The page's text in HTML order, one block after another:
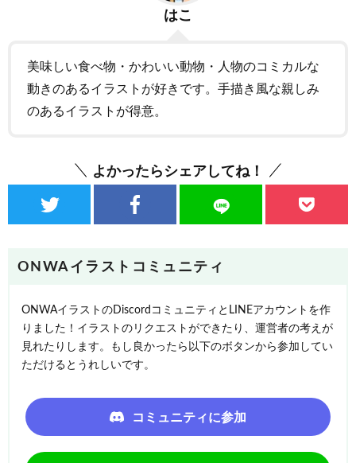
はこ
美味しい食べ物・かわいい動物・人物のコミカルな
動きのあるイラストが好きです。手描き風な親しみ
のあるイラストが得意。
よかったらシェアしてね！
ONWAイラストコミュニティ
ONWAイラストのDiscordコミュニティとLINEアカウントを作
りました！イラストのリクエストができたり、運営者の考えが
見れたりします。もし良かったら以下のボタンから参加してい
ただけるとうれしいです。
コミュニティに参加